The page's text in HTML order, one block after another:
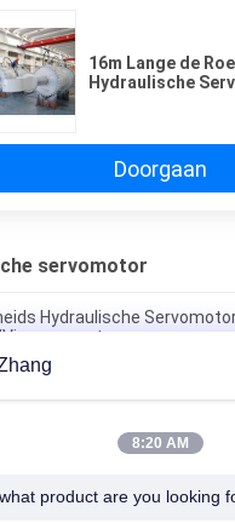
16m Lange de
Hydraulische
Doorgaan
servomotor
Hydraulische
van de
Rams Servo Groot CCS
Hydraulische
8:20 AM
product are you looking